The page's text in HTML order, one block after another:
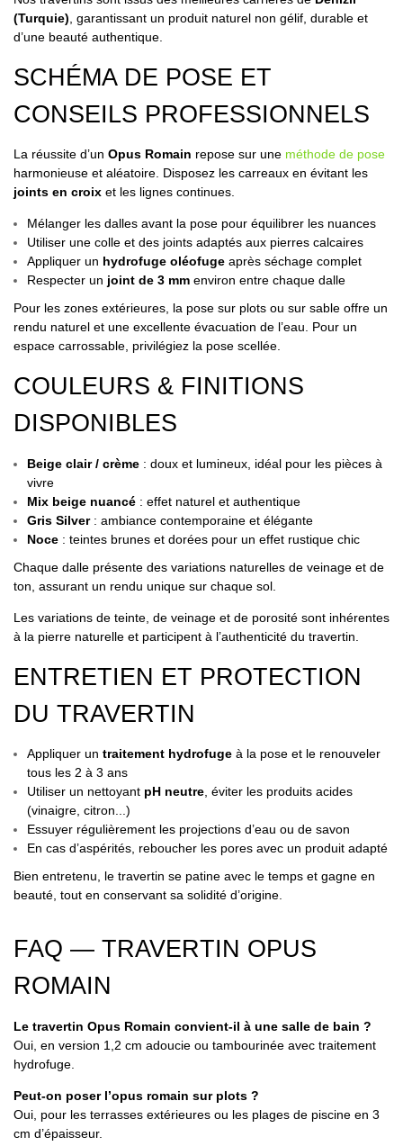
(Turquie) , garantissant un produit naturel non gélif, durable et
d’une beauté authentique.
SCHÉMA DE POSE ET
CONSEILS PROFESSIONNELS
La réussite d’un Opus Romain repose sur une méthode de pose
harmonieuse et aléatoire. Disposez les carreaux en évitant les
joints en croix et les lignes continues.
Mélanger les dalles avant la pose pour équilibrer les nuances
Utiliser une colle et des joints adaptés aux pierres calcaires
Appliquer un hydrofuge oléofuge après séchage complet
Respecter un joint de 3 mm environ entre chaque dalle
Pour les zones extérieures, la pose sur plots ou sur sable offre un
rendu naturel et une excellente évacuation de l’eau. Pour un
espace carrossable, privilégiez la pose scellée.
COULEURS & FINITIONS
DISPONIBLES
Beige clair / crème : doux et lumineux, idéal pour les pièces à
vivre
Mix beige nuancé : effet naturel et authentique
Gris Silver: ambiance contemporaine et élégante
Noce : teintes brunes et dorées pour un effet rustique chic
Chaque dalle présente des variations naturelles de veinage et de
ton, assurant un rendu unique sur chaque sol.
Les variations de teinte, de veinage et de porosité sont inhérentes
à la pierre naturelle et participent à l’authenticité du travertin.
ENTRETIEN ET PROTECTION
DU TRAVERTIN
Appliquer un traitement hydrofuge à la pose et le renouveler
tous les 2 à 3 ans
Utiliser un nettoyant pH neutre , éviter les produits acides
(vinaigre, citron...)
Essuyer régulièrement les projections d’eau ou de savon
En cas d’aspérités, reboucher les pores avec un produit adapté
Bien entretenu, le travertin se patine avec le temps et gagne en
beauté, tout en conservant sa solidité d’origine.
FAQ — TRAVERTIN OPUS
ROMAIN
Le travertin Opus Romain convient-il à une salle de bain ?
Oui, en version 1,2 cm adoucie ou tambourinée avec traitement
hydrofuge.
Peut-on poser l’opus romain sur plots ?
Oui, pour les terrasses extérieures ou les plages de piscine en 3
cm d’épaisseur.